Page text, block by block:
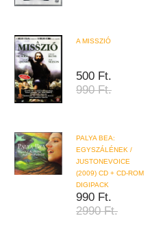
A MISSZIÓ
500 Ft.
990 Ft.
PALYA BEA:
EGYSZÁLÉNEK /
JUSTONEVOICE
(2009) CD + CD-ROM
DIGIPACK
990 Ft.
2990 Ft.